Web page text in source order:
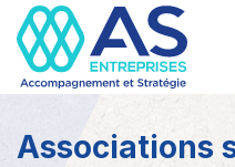
Associations